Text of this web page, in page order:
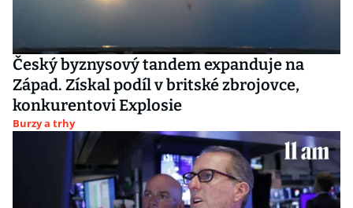
Český byznysový tandem expanduje na
Západ. Získal podíl v britské zbrojovce,
konkurentovi Explosie
Burzy a trhy